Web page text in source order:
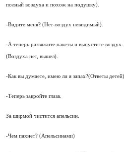
полный воздуха и похож на подушку).
-Видите меня? (Нет-воздух невидимый).
-А теперь развяжите пакеты и выпустите
(Воздуха нет, вышел).
-Как вы думаете, имею ли я запах?(Ответы детей)
-Теперь закройте глаза.
За ширмой чистится апельсин.
-Чем пахнет? (Апельсинами)